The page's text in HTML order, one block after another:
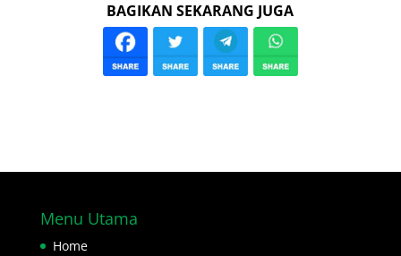
BAGIKAN SEKARANG JUGA
Menu Utama
Home